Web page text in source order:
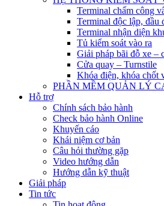
Terminal chấm công
Terminal độc lập, đầu
Terminal nhận diện
Tủ kiểm soát vào ra
Giải pháp bãi đỗ xe –
Cửa quay – Turnstile
Khóa điện, khóa chốt
PHẦN MỀM QUẢN LÝ
Hỗ trợ
Chính sách bảo hành
Check bảo hành Online
Khuyến cáo
Khái niệm cơ bản
Câu hỏi thường gặp
Video hướng dẫn
Hướng dẫn kỹ thuật
Giải pháp
Tin tức